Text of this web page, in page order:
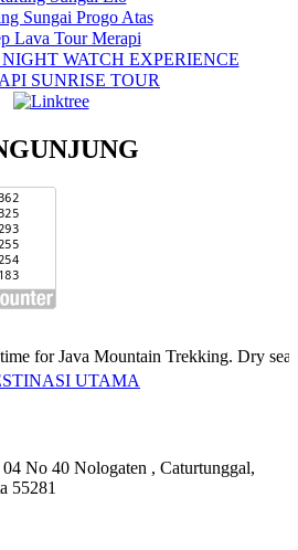
Java Mountain Trekking. Dry season,
No 40 Nologaten , Caturtunggal,
55281